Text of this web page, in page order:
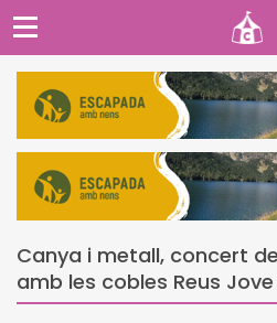
Canya i metall, concert
amb les cobles Reus